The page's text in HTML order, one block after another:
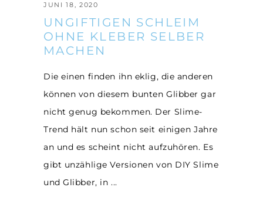
JUNI 18, 2020
UNGIFTIGEN SCHLEIM
OHNE KLEBER SELBER
MACHEN
Die einen finden ihn eklig, die anderen
können von diesem bunten Glibber gar
nicht genug bekommen. Der Slime-
Trend hält nun schon seit einigen Jahre
an und es scheint nicht aufzuhören. Es
gibt unzählige Versionen von DIY Slime
und Glibber, in